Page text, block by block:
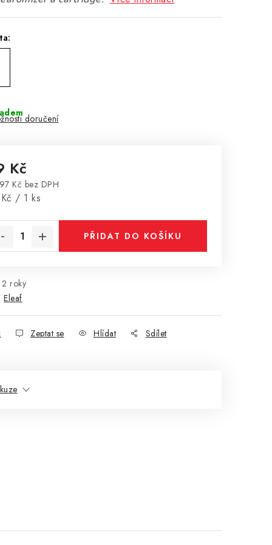
doručení
Kč
Kč bez DPH
cena:
/ 1 ks
PŘIDAT DO KOŠÍKU
2 roky
Eleaf
Zeptat se Hlídat Sdílet